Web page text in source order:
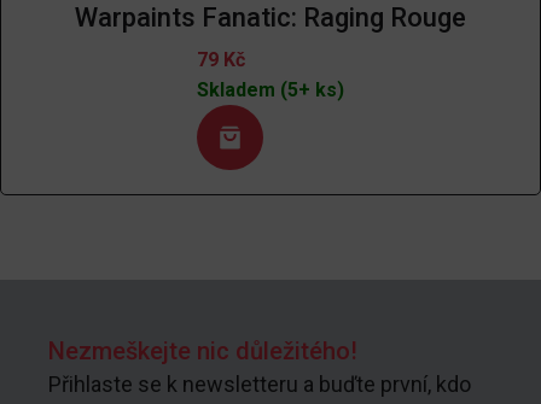
Warpaints Fanatic: Raging Rouge
79 Kč
Skladem (5+ ks)
Nezmeškejte nic důležitého!
Přihlaste se k newsletteru a buďte první, kdo